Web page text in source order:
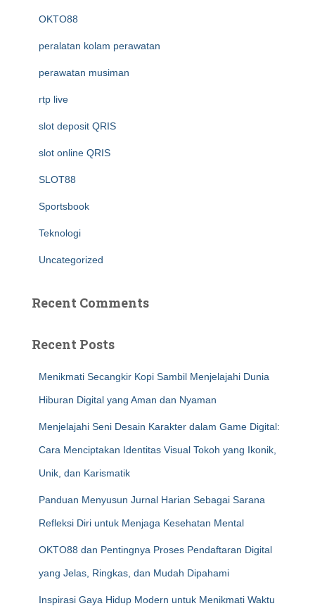
OKTO88
peralatan kolam perawatan
perawatan musiman
rtp live
slot deposit QRIS
slot online QRIS
SLOT88
Sportsbook
Teknologi
Uncategorized
Recent Comments
Recent Posts
Menikmati Secangkir Kopi Sambil Menjelajahi Dunia
Hiburan Digital yang Aman dan Nyaman
Menjelajahi Seni Desain Karakter dalam Game Digital:
Cara Menciptakan Identitas Visual Tokoh yang Ikonik,
Unik, dan Karismatik
Panduan Menyusun Jurnal Harian Sebagai Sarana
Refleksi Diri untuk Menjaga Kesehatan Mental
OKTO88 dan Pentingnya Proses Pendaftaran Digital
yang Jelas, Ringkas, dan Mudah Dipahami
Inspirasi Gaya Hidup Modern untuk Menikmati Waktu